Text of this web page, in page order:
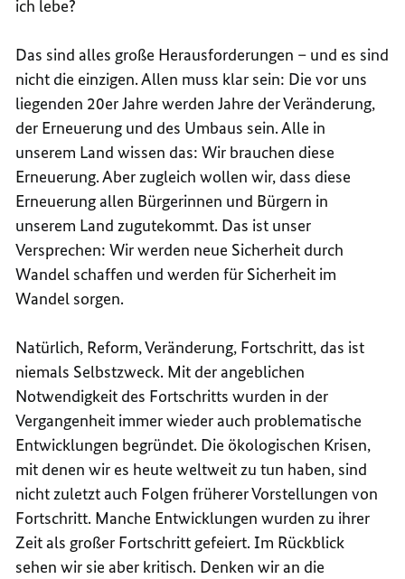
ich lebe?
Das sind alles große Herausforderungen – und es sind
nicht die einzigen. Allen muss klar sein: Die vor uns
liegenden 20er Jahre werden Jahre der Veränderung,
der Erneuerung und des Umbaus sein. Alle in
unserem Land wissen das: Wir brauchen diese
Erneuerung. Aber zugleich wollen wir, dass diese
Erneuerung allen Bürgerinnen und Bürgern in
unserem Land zugutekommt. Das ist unser
Versprechen: Wir werden neue Sicherheit durch
Wandel schaffen und werden für Sicherheit im
Wandel sorgen.
Natürlich, Reform, Veränderung, Fortschritt, das ist
niemals Selbstzweck. Mit der angeblichen
Notwendigkeit des Fortschritts wurden in der
Vergangenheit immer wieder auch problematische
Entwicklungen begründet. Die ökologischen Krisen,
mit denen wir es heute weltweit zu tun haben, sind
nicht zuletzt auch Folgen früherer Vorstellungen von
Fortschritt. Manche Entwicklungen wurden zu ihrer
Zeit als großer Fortschritt gefeiert. Im Rückblick
sehen wir sie aber kritisch. Denken wir an die